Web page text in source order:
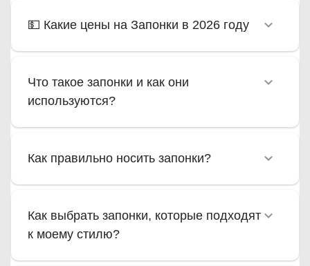
💵 Какие цены на Запонки в 2026 году
Что такое запонки и как они
используются?
Как правильно носить запонки?
Как выбрать запонки, которые подходят
к моему стилю?